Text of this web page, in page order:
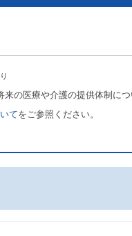
の医療や介護の提供体制
てをご参照ください。